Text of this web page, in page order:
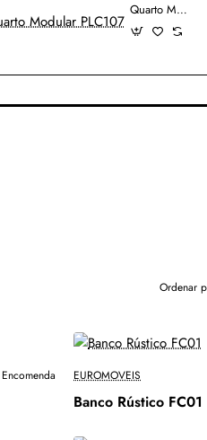
Quarto Modular PLC107
Ordenar
EUROMOVEIS
Banco Rústico FC01